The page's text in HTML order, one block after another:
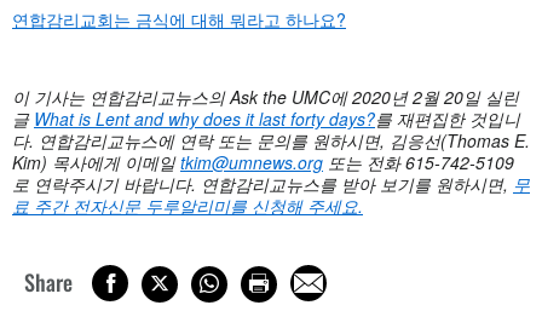
연합감리교회는 금식에 대해 뭐라고 하나요?
이 기사는 연합감리교뉴스의Ask the UMC에 2020년 2월 20일 실린
글 What is Lent and why does it last forty days?를 재편집한 것입니
다. 연합감리교뉴스에 연락 또는 문의를 원하시면, 김응선(Thomas E.
Kim) 목사에게 이메일tkim@umnews.org 또는 전화 615-742-5109
로 연락주시기 바랍니다. 연합감리교뉴스를 받아 보기를 원하시면, 무
료 주간 전자신문 두루알리미를 신청해 주세요.
Share